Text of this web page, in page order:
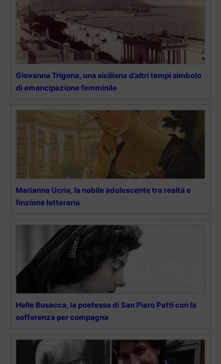
Giovanna Trigona, una siciliana d’altri tempi simbolo
di emancipazione femminile
Marianna Ucrìa, la nobile adolescente tra realtà e
finzione letteraria
Helle Busacca, la poetessa di San Piero Patti con la
sofferenza per compagna